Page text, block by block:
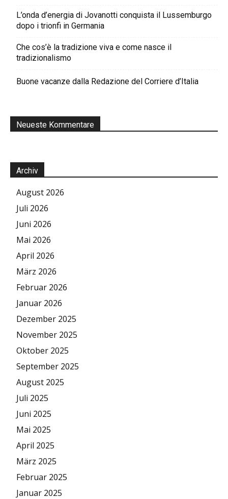
L’onda d’energia di Jovanotti conquista il Lussemburgo
dopo i trionfi in Germania
Che cos’è la tradizione viva e come nasce il
tradizionalismo
Buone vacanze dalla Redazione del Corriere d’Italia
Neueste Kommentare
Archiv
August 2026
Juli 2026
Juni 2026
Mai 2026
April 2026
März 2026
Februar 2026
Januar 2026
Dezember 2025
November 2025
Oktober 2025
September 2025
August 2025
Juli 2025
Juni 2025
Mai 2025
April 2025
März 2025
Februar 2025
Januar 2025